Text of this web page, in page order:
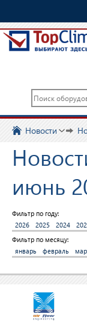
Новости
июнь
Фильтр по году:
2026
2025 2024
Фильтр по месяцу:
январь
февраль